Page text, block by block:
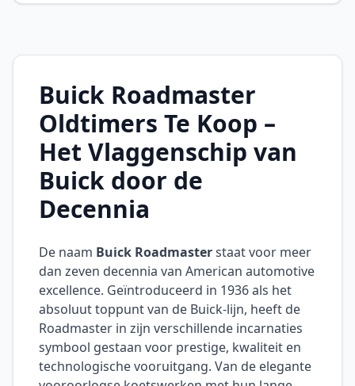
Buick Roadmaster
Oldtimers Te Koop –
Het Vlaggenschip van
Buick door de
Decennia
De naam Buick Roadmasterstaat voor meer
dan zeven decennia van American automotive
excellence. Geïntroduceerd in 1936 als het
absoluut toppunt van de Buick-lijn, heeft de
Roadmaster in zijn verschillende incarnaties
symbool gestaan voor prestige, kwaliteit en
technologische vooruitgang. Van de elegante